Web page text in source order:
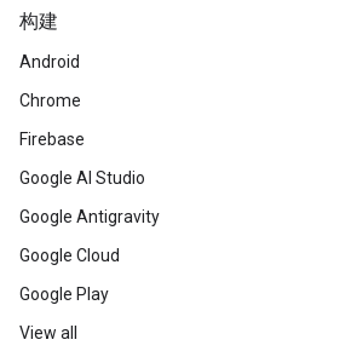
构建
Android
Chrome
Firebase
Google AI Studio
Google Antigravity
Google Cloud
Google Play
View all